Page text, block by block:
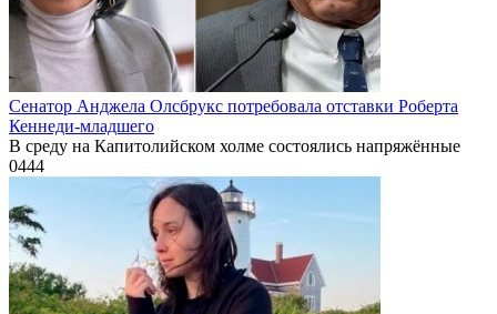
Сенатор Анджела Олсбрукс потребовала отставки Роберта
Кеннеди-младшего
В среду на Капитолийском холме состоялись напряжённые
0444